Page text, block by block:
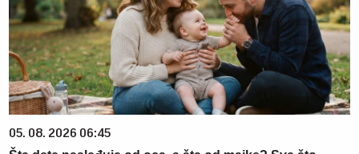
05. 08. 2026 06:45